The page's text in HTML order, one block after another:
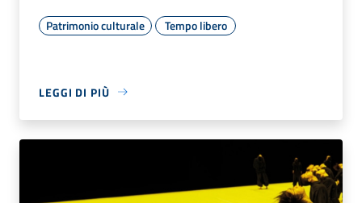
Patrimonio culturale Tempo libero
LEGGI DI PIÙ